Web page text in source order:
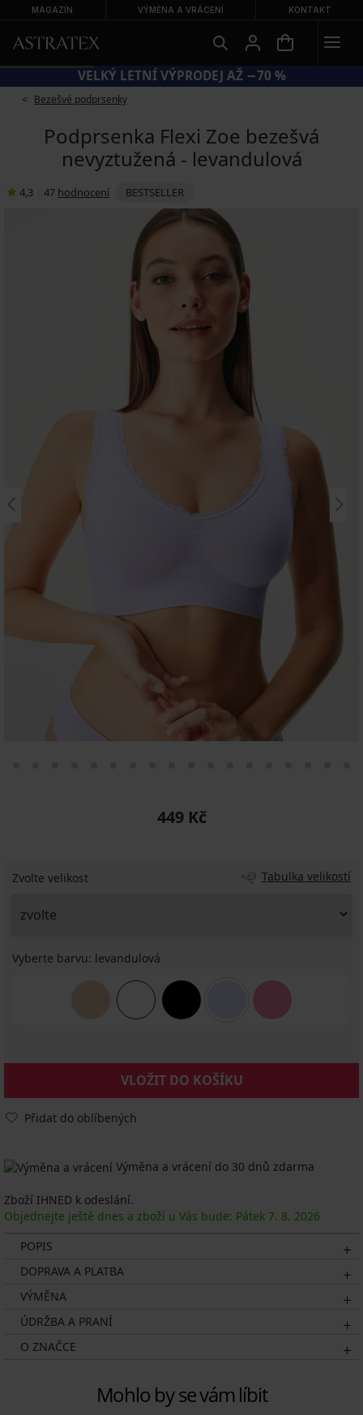
MAGAZÍN VÝMĚNA A VRÁCENÍ KONTAKT
VELKÝ LETNÍ VÝPRODEJ AŽ −70 %
Bezešvé podprsenky
Podprsenka Flexi Zoe bezešvá
nevyztužená - levandulová
4,3 47 hodnocení BESTSELLER
449 Kč
Zvolte velikost Tabulka velikostí
Vyberte barvu: levandulová
VLOŽIT DO KOŠÍKU
Přidat do oblíbených
Výměna a vrácení do 30 dnů zdarma
Zboží IHNED k odeslání.
Objednejte ještě dnes a zboží u Vás bude: Pátek 7. 8. 2026
POPIS
DOPRAVA A PLATBA
VÝMĚNA
ÚDRŽBA A PRANÍ
O ZNAČCE
Mohlo by se vám líbit